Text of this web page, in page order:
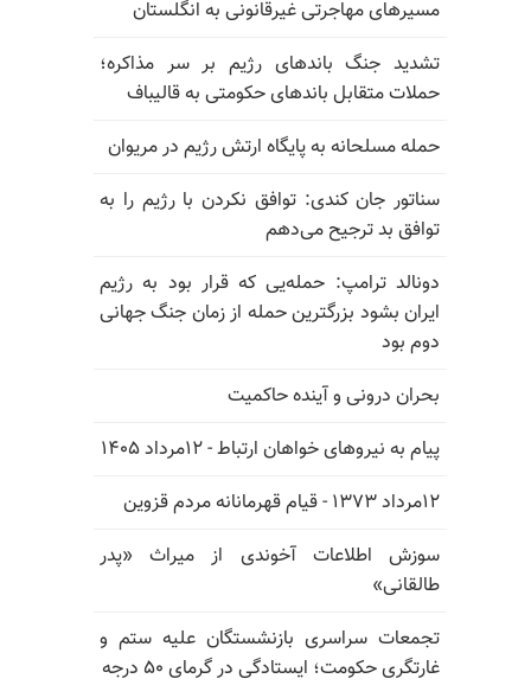
مسیرهای مهاجرتی غیرقانونی به انگلستان
تشدید جنگ باندهای رژیم بر سر مذاکره؛
حملات متقابل باندهای حکومتی به قالیباف
حمله مسلحانه به پایگاه ارتش رژیم در مریوان
سناتور جان کندی: توافق نکردن با رژیم را به
توافق بد ترجیح می‌دهم
دونالد ترامپ: حمله‌یی که قرار بود به رژیم
ایران بشود بزرگترین حمله از زمان جنگ جهانی
دوم بود
بحران درونی و آینده حاکمیت
پیام به نیروهای خواهان ارتباط - ۱۲مرداد ۱۴۰۵
۱۲مرداد ۱۳۷۳ - قیام قهرمانانه مردم قزوین
سوزش اطلاعات آخوندی از میراث «پدر
طالقانی»
تجمعات سراسری بازنشستگان علیه ستم و
غارتگری حکومت؛ ایستادگی در گرمای ۵۰ درجه